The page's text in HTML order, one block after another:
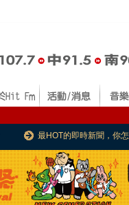
最HOT的即時新聞，你